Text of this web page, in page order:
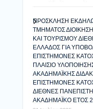
ΠΡΟΣΚΛΗΣΗ
ΤΜΗΜΑΤΟΣ
ΚΑΙ ΤΟΥΡΙΣΜΟΥ
ΕΛΛΑΔΟΣ ΓΙΑ
ΕΠΙΣΤΗΜΟΝΕΣ
ΠΛΑΙΣΙΟ
ΑΚΑΔΗΜΑΪΚΗΣ
ΕΠΙΣΤΗΜΟΝΕΣ
ΔΙΕΘΝΕΣ
ΑΚΑΔΗΜΑΪΚΟ ΕΤΟΣ